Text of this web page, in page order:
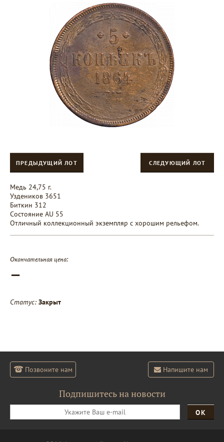
ПРЕДЫДУЩИЙ ЛОТ СЛЕДУЮЩИЙ ЛОТ
Медь 24,75 г.
Уздеников 3651
Биткин 312
Состояние AU 55
Отличный коллекционный экземпляр с хорошим рельефом.
Окончательная цена:
—
Статус: Закрыт
Позвоните нам Напишите нам
Подпишитесь на новости
ОК